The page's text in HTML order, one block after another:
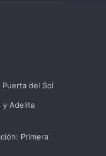
del Sol
y Adelita
Primera